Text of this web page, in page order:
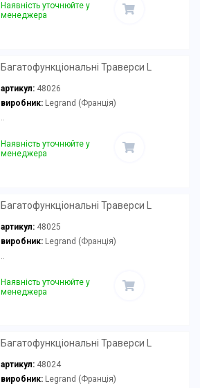
Наявність уточнюйте у
менеджера
Багатофункціональні Траверси L
артикул: 48026
виробник:Legrand (Франція)
..
Наявність уточнюйте у
менеджера
Багатофункціональні Траверси L
артикул: 48025
виробник:Legrand (Франція)
Наявність уточнюйте у
менеджера
Багатофункціональні Траверси L
артикул: 48024
виробник:Legrand (Франція)